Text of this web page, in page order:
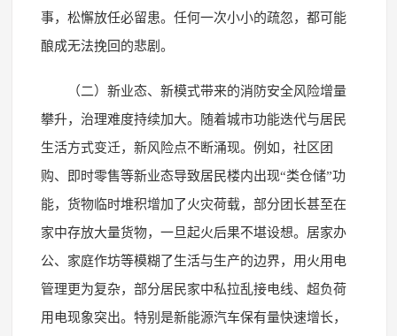
事，松懈放任必留患。任何一次小小的疏忽，都可能
酿成无法挽回的悲剧。
（二）新业态、新模式带来的消防安全风险增量
攀升，治理难度持续加大。随着城市功能迭代与居民
生活方式变迁，新风险点不断涌现。例如，社区团
购、即时零售等新业态导致居民楼内出现“类仓储”功
能，货物临时堆积增加了火灾荷载，部分团长甚至在
家中存放大量货物，一旦起火后果不堪设想。居家办
公、家庭作坊等模糊了生活与生产的边界，用火用电
管理更为复杂，部分居民家中私拉乱接电线、超负荷
用电现象突出。特别是新能源汽车保有量快速增长，